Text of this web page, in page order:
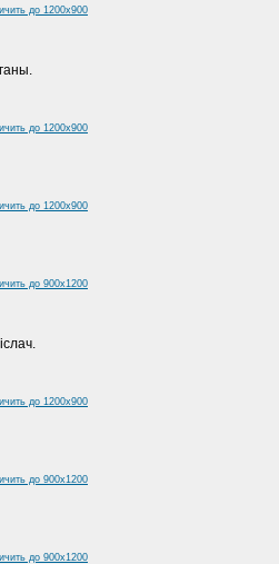
до 1200x900
до 1200x900
до 1200x900
до 900x1200
до 1200x900
до 900x1200
до 900x1200